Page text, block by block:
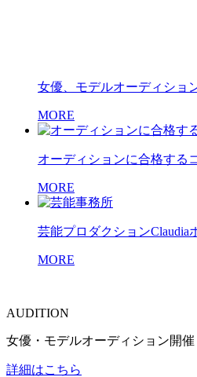
女優、モデルオーディショ
MORE
オーディションに合格する
MORE
芸能プロダクション
MORE
AUDITION
女優・モデルオーディション開催
詳細はこちら